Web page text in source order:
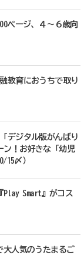
ページ、４～６歳向
教育におうちで取り
デジタル版がんばり
ン！お好きな「幼児
15〆）
Play Smart』がコス
大人気のうたまるご